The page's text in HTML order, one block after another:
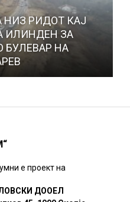
НИЗ РИДОТ КАЈ
ИЛИНДЕН ЗА
НА
е проект на
ДООЕЛ